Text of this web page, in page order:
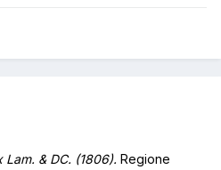
Lam. & DC. (1806). Regione